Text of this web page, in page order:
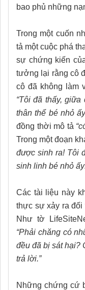
bao phủ những
Trong một cuốn
tả một cuộc phá
sự chứng kiến
tưởng lại rằng cô
cô đã không làm
“Tôi đã thấy,
thân thể bé nhỏ
đồng thời mô tả
Trong một đoạn
được sinh ra! Tôi
sinh linh bé nhỏ
Các tài liệu này
thực sự xảy ra
Như tờ
“Phải chăng có
đều đã bị sát hại?
trả lời.”
Những chứng cứ